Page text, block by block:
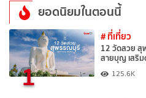
ยอดนิยมในตอนนี้
1
# ที่เที่ยว
12 วัดสวย สุ
สายบุญ เสริ
125.6K